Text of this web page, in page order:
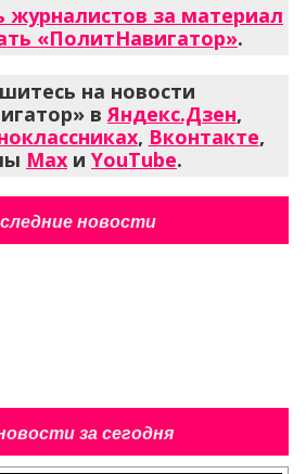
журналистов за материал
«ПолитНавигатор».
на новости
вЯндекс.Дзен,
, Вконтакте,
Max и YouTube.
новости
за сегодня